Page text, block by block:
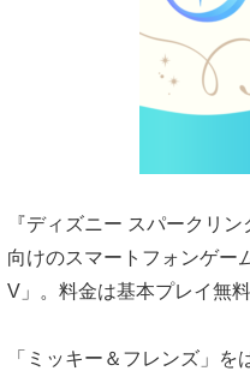
『ディズニー スパークリ
向けのスマートフォンゲー
V」。料金は基本プレイ無
「ミッキー＆フレンズ」